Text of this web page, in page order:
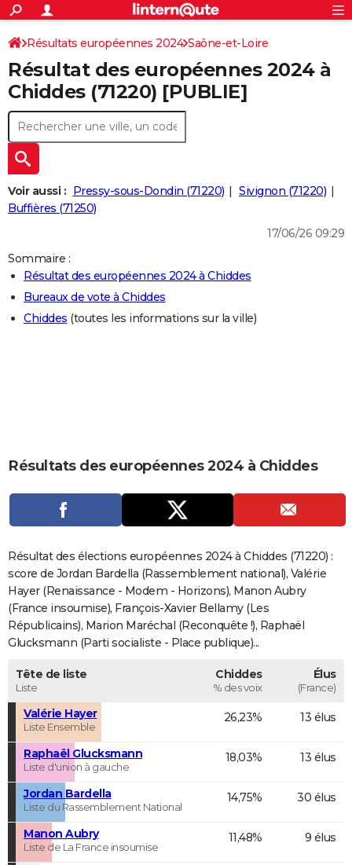
ACTUALITÉS
Politique
Société
Faits Divers
Education
Monde
Villes
+
SPORT
Coupe du monde 2026
Football
Tennis
Cyclisme
Rugby
Forum
CULTURE
Programme TV
TNT
Streaming
Cinéma
Sorties cinéma
Musique
+
FINANCE
Retraite
Impôts
Epargne
Immobilier
Risques naturels par ville
Banque
Assurance
Crédit
AUTO
Essais
Réserver un essai
Citadines
Berlines
SUV
Forum auto
+
HIGH-TECH
Mobiles
Meilleur smartphone
Internet
Ordinateurs
Jeux vidéo
Guide high-tech
+
BRICOLAGE
Guides de France
Escapades
Patrimoine
Expositions
Musées
Week-end nature
LIFESTYLE
Art de vivre
Bien-être
Loisirs
Mode
Modes de vie
CARTE DE VOEUX
Carte de Noël
Carte Bonne année
Carte Saint-Valentin
Carte Pâques
Carte d'anniversaire
DICTIONNAIRE
Dictionnaire
Biographies
Citations
Expressions
Proverbes
PROGRAMME TV
COPAINS D'AVANT
S'inscrire
Se connecter
Lycées
Collèges
Primaires
Universités
Entreprises
Service militaire
Avis de recherche
AVIS DE DÉCÈS
FORUM
Rechercher
S'inscrire
Connexion
Résultats européennes 2024 Saône-et-Loire
Résultat des européennes 2024 à
Chiddes (71220) [PUBLIE]
Voir aussi : Pressy-sous-Dondin (71220)
Sivignon (71220)
Buffières (71250)
17/06/26 09:29
Sommaire :
Résultat des européennes 2024 à Chiddes
Bureaux de vote à Chiddes
Chiddes (toutes les informations sur la ville)
Résultats des européennes 2024 à Chiddes
Résultat des élections européennes 2024 à Chiddes (71220) :
score de Jordan Bardella (Rassemblement national), Valérie
Hayer (Renaissance - Modem - Horizons), Manon Aubry
(France insoumise), François-Xavier Bellamy (Les
Républicains), Marion Maréchal (Reconquête !), Raphaël
Glucksmann (Parti socialiste - Place publique)...
Tête de liste
Liste
Chiddes
% des voix
Élus
(France)
Valérie Hayer
Liste Ensemble
26,23% 13 élus
Raphaël Glucksmann
Liste d'union à gauche
18,03% 13 élus
Jordan Bardella
Liste du Rassemblement National
14,75% 30 élus
Manon Aubry
Liste de La France insoumise
11,48% 9 élus